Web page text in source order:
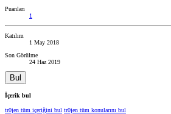
Puanları
1
Katılım
1 May 2018
Son Görülme
24 Haz 2019
Bul
İçerik bul
tr0jen tüm içeriğini bul tr0jen tüm konularını bul